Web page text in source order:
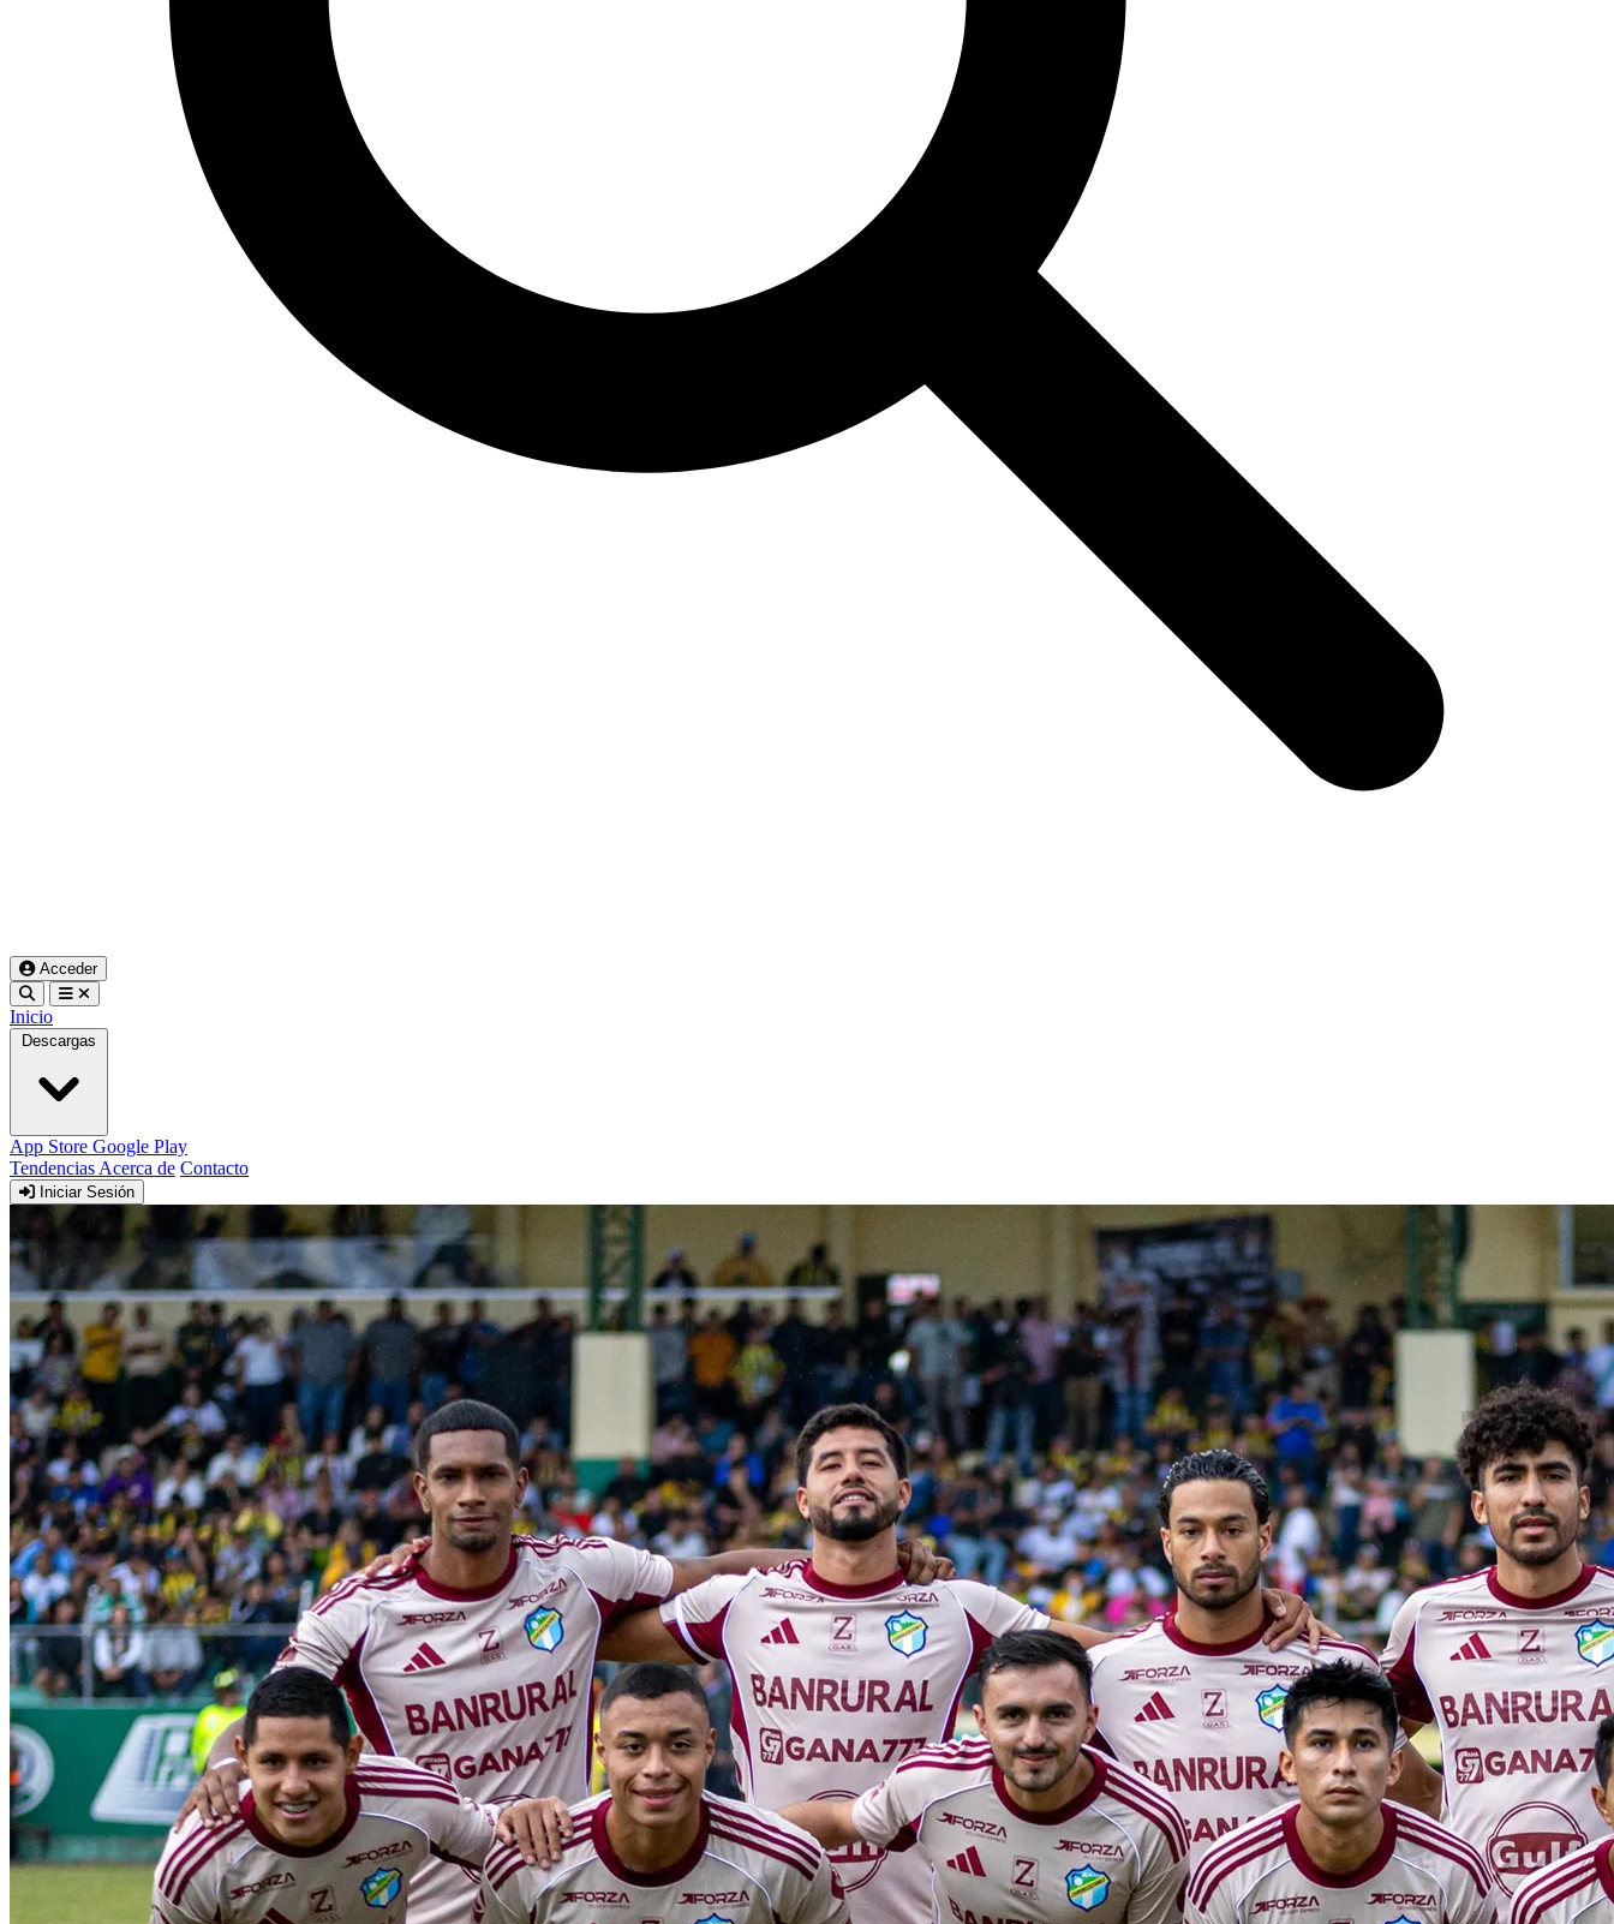
Acceder
Inicio
Descargas
App Store Google Play
Tendencias Acerca de Contacto
Iniciar Sesión